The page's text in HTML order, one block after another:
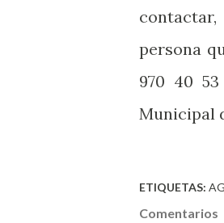
persona
970 40
Municipal
ETIQUETAS:
Comentarios